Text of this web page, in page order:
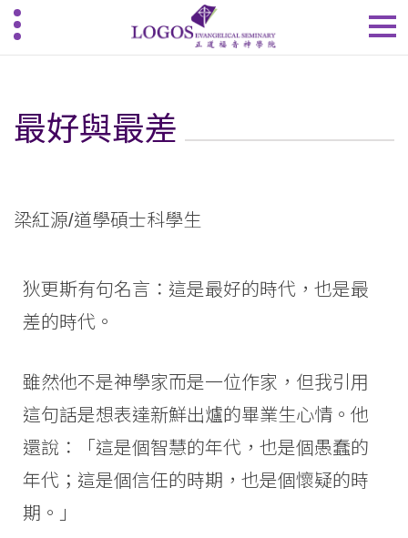
最好與最差
梁紅源/道學碩士科學生
狄更斯有句名言：這是最好的時代，也是最
差的時代。
雖然他不是神學家而是一位作家，但我引用
這句話是想表達新鮮出爐的畢業生心情。他
還說：「這是個智慧的年代，也是個愚蠢的
年代；這是個信任的時期，也是個懷疑的時
期。」